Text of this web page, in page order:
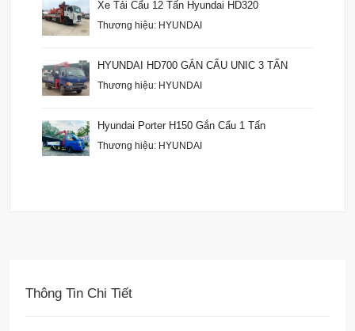
Xe Tải Cẩu 12 Tấn Hyundai HD320
Thương hiệu: HYUNDAI
HYUNDAI HD700 GẮN CẨU UNIC 3 TẤN
Thương hiệu: HYUNDAI
Hyundai Porter H150 Gắn Cẩu 1 Tấn
Thương hiệu: HYUNDAI
Thông Tin Chi Tiết